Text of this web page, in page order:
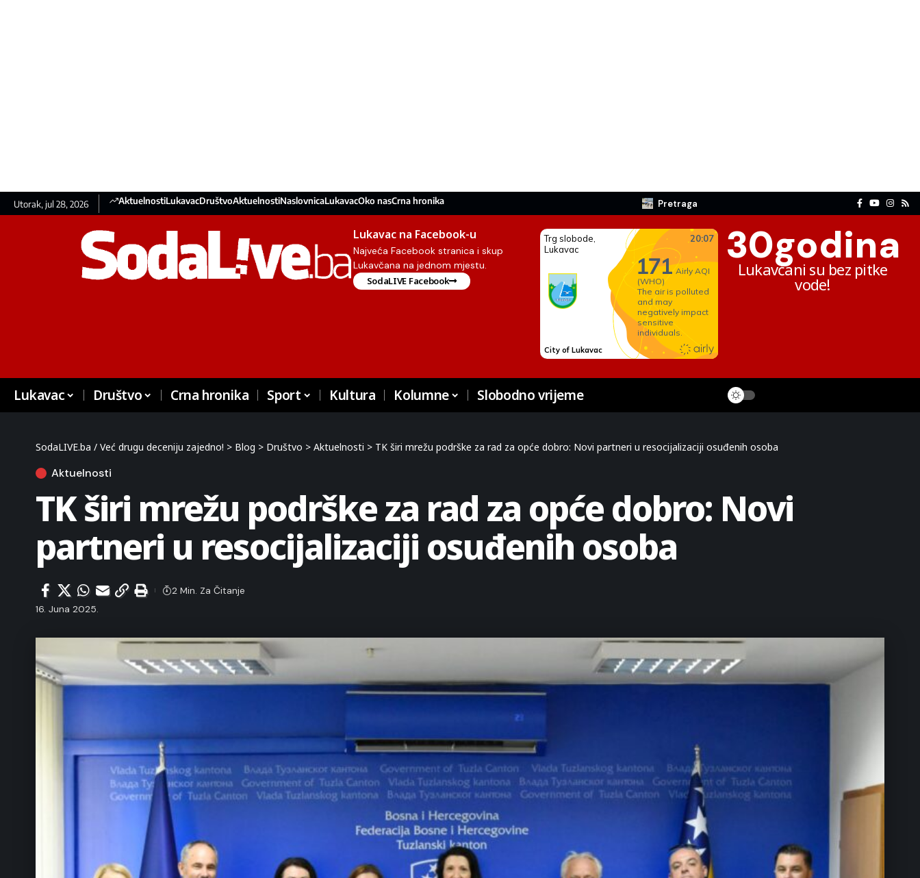
Utorak, jul 28, 2026 AktuelnostiLukavacDruštvoAktuelnostiNaslovnicaLukavacOko nasCrna hronika Pretraga
Lukavac na Facebook-u
Najveća Facebook stranica i skup
Lukavčana na jednom mjestu.
SodaLIVE Facebook
30godina
Lukavčani su bez pitke
vode!
Lukavac Društvo Crna hronika Sport Kultura Kolumne Slobodno vrijeme
SodaLIVE.ba / Već drugu deceniju zajedno! > Blog > Društvo > Aktuelnosti > TK širi mrežu podrške za rad za opće dobro: Novi partneri u resocijalizaciji osuđenih osoba
Aktuelnosti
TK širi mrežu podrške za rad za opće dobro: Novi
partneri u resocijalizaciji osuđenih osoba
16. Juna 2025.
2 Min. Za Čitanje